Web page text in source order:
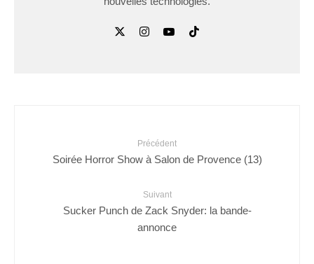
Précédent
Soirée Horror Show à Salon de Provence (13)
Suivant
Sucker Punch de Zack Snyder: la bande-
annonce